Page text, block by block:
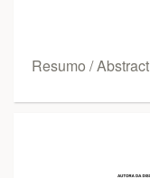
Resumo / Abstract